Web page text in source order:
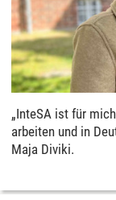
„InteSA ist für
arbeiten und in
Maja Diviki.